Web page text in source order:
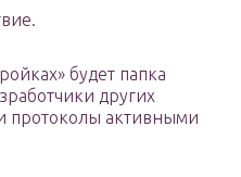
будет папка
других
протоколы активными